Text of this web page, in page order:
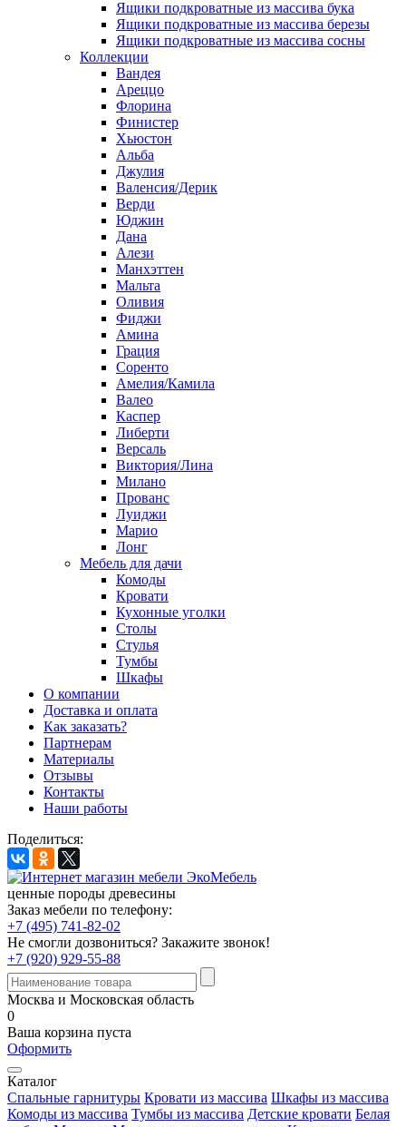
Ящики подкроватные из массива бука
Ящики подкроватные из массива березы
Ящики подкроватные из массива сосны
Коллекции
Вандея
Ареццо
Флорина
Финистер
Хьюстон
Альба
Джулия
Валенсия/Дерик
Верди
Юджин
Дана
Алези
Манхэттен
Мальта
Оливия
Фиджи
Амина
Грация
Соренто
Амелия/Камила
Валео
Каспер
Либерти
Версаль
Виктория/Лина
Милано
Прованс
Луиджи
Марио
Лонг
Мебель для дачи
Комоды
Кровати
Кухонные уголки
Столы
Стулья
Тумбы
Шкафы
О компании
Доставка и оплата
Как заказать?
Партнерам
Материалы
Отзывы
Контакты
Наши работы
Поделиться:
ценные породы древесины
Заказ мебели по телефону:
+7 (495) 741-82-02
Не смогли дозвониться? Закажите звонок!
+7 (920) 929-55-88
Москва и Московская область
0
Ваша корзина пуста
Оформить
Каталог
Спальные гарнитуры Кровати из массива Шкафы из массива
Комоды из массива Тумбы из массива Детские кровати Белая